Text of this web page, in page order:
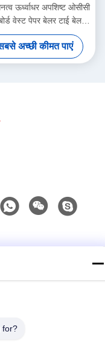
ऊर्ध्वाधर अपशिष्ट ओसीसी
वेस्ट पेपर बेलर टाई बेलर
Y82-100
अच्छी कीमत पाएं
for?